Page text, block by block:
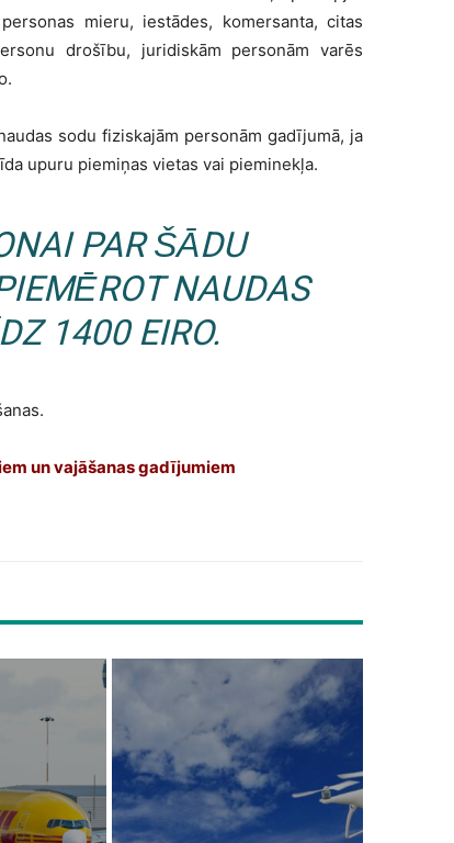
mieru, iestādes, komersanta, citas
drošību, juridiskām personām varēs
sodu fiziskajām personām gadījumā, ja
upuru piemiņas vietas vai pieminekļa.
PAR ŠĀDU
NAUDAS
1400 EIRO.
un vajāšanas gadījumiem